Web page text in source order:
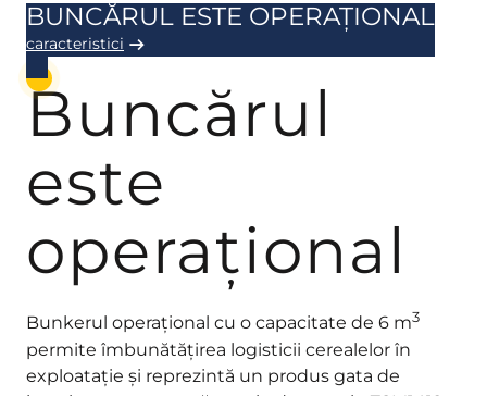
BUNCĂRUL ESTE OPERAȚIONAL
caracteristici
Buncărul
este
operațional
Bunkerul operațional cu o capacitate de 6 m3
permite îmbunătățirea logisticii cerealelor în
exploatație și reprezintă un produs gata de